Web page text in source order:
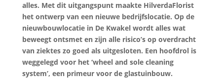
alles. Met dit uitgangspunt maakte HilverdaFlorist
het ontwerp van een nieuwe bedrijfslocatie. Op de
nieuwbouwlocatie in De Kwakel wordt alles wat
beweegt ontsmet en zijn alle risico’s op overdracht
van ziektes zo goed als uitgesloten. Een hoofdrol is
weggelegd voor het ‘wheel and sole cleaning
system’, een primeur voor de glastuinbouw.